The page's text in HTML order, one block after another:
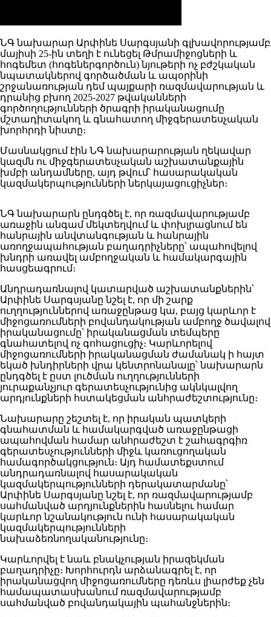
ՆԳ նախարար Արփինե Սարգսյանի գլխավորությամբ
մայիսի 25-ին տեղի է ունեցել Թմրամիջոցների և
հոգեմետ (հոգեներգործուն) նյութերի ոչ բժշկական
նպատակներով գործածման և ապօրինի
շրջանառության դեմ պայքարի ռազմավարության և
դրանից բխող 2025-2027 թվականների
գործողությունների ծրագրի իրականացումը
մշտադիտակող և գնահատող միջգերատեսչական
խորհրդի նիստը։
Մասնակցում էին ՆԳ նախարարության ղեկավար
կազմն ու միջգերատեսչական աշխատանքային
խմբի անդամները, այդ թվում՝ հասարակական
կազմակերպությունների ներկայացուցիչներ։
ՆԳ նախարարն ընդգծել է, որ ռազմավարությամբ
առաջին անգամ մեկտեղվում և փոխլրացնում են
հանրային անվտանգության և հանրային
առողջապահության բաղադրիչները՝ ապահովելով
խնդրի առավել ամբողջական և համակարգային
հասցեագրում։
Անդրադառնալով կատարված աշխատանքներին՝
Արփինե Սարգսյանը նշել է, որ մի շարք
ուղղություններով առաջընթաց կա, բայց կարևոր է
միջոցառումների բովանդակության ամբողջ ծավալով
իրականացումը՝ իրականացման տեմպերը
գնահատելով ոչ գոհացուցիչ։ Կարևորելով
միջոցառումների իրականացման ժամանակ ի հայտ
եկած խնդիրների վրա կենտրոնանալը՝ նախարարն
ընդգծել է ըստ լուծման ուղղությունների
յուրաքանչյուր գերատեսչությունից ակնկալվող
արդյունքների հստակեցման անհրաժեշտությունը։
Նախարարը շեշտել է, որ իրական պատկերի
գնահատման և համակարգված առաջընթացի
ապահովման համար անհրաժեշտ է շահագրգիռ
գերատեսչությունների միջև կառուցողական
համագործակցություն։ Այդ համատեքստում
անդրադառնալով հասարակական
կազմակերպությունների դերակատարմանը՝
Արփինե Սարգսյանը նշել է, որ ռազմավարությամբ
սահմանված արդյունքներին հասնելու համար
կարևոր նշանակություն ունի հասարակական
կազմակերպությունների
նախաձեռնողականությունը։
Կարևորվել է նաև բնակչության իրազեկման
բաղադրիչը։ Խորհուրդն արձանագրել է, որ
իրականացվող միջոցառումները դեռևս լիարժեք չեն
համապատասխանում ռազմավարությամբ
սահմանված բովանդակային պահանջներին։